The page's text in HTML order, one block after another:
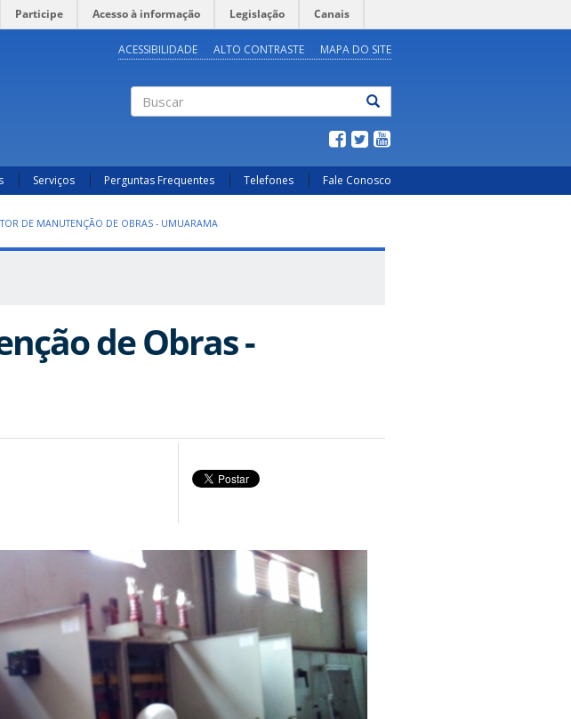
Participe Acesso à informação Legislação Canais
ACESSIBILIDADE ALTO CONTRASTE MAPA DO SITE
Serviços Perguntas Frequentes Telefones Fale Conosco
DE MANUTENÇÃO DE OBRAS - UMUARAMA
de Obras -